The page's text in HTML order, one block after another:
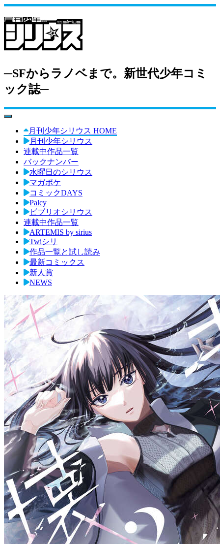
─SFからラノベまで。新世代少年コミ
ック誌─
toggle navigation
月刊少年シリウス HOME
月刊少年シリウス
連載中作品一覧
バックナンバー
水曜日のシリウス
マガポケ
コミックDAYS
Palcy
ビブリオシリウス
連載中作品一覧
ARTEMIS by sirius
Twiシリ
作品一覧と試し読み
最新コミックス
新人賞
NEWS